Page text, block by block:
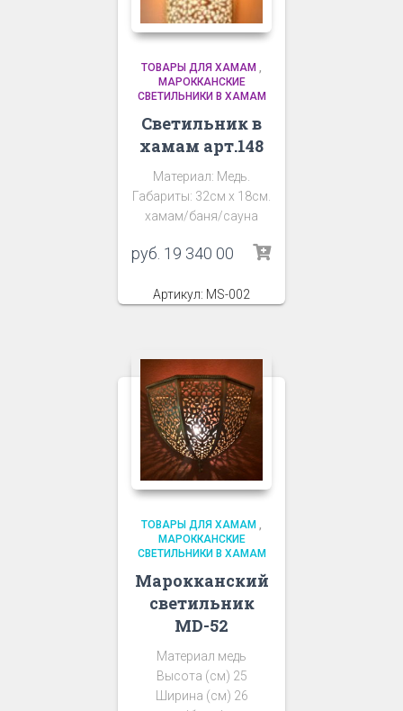
ТОВАРЫ ДЛЯ ХАМАМ ,
МАРОККАНСКИЕ
СВЕТИЛЬНИКИ В ХАМАМ
Светильник в
хамам арт.148
Материал: Медь.
Габариты: 32см х 18см.
хамам/баня/сауна
руб. 19 340 00
Артикул: MS-002
ТОВАРЫ ДЛЯ ХАМАМ ,
МАРОККАНСКИЕ
СВЕТИЛЬНИКИ В ХАМАМ
Марокканский
светильник
MD-52
Материал медь
Высота (см) 25
Ширина (см) 26